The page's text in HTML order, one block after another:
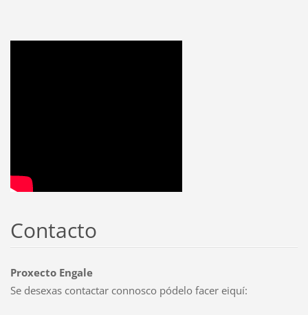
Contacto
Proxecto Engale
Se desexas contactar connosco pódelo facer eiquí: